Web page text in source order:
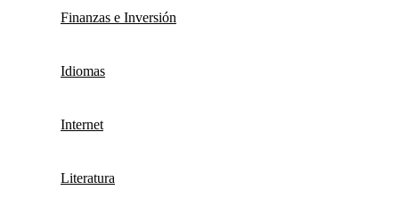
Finanzas e Inversión
Idiomas
Internet
Literatura